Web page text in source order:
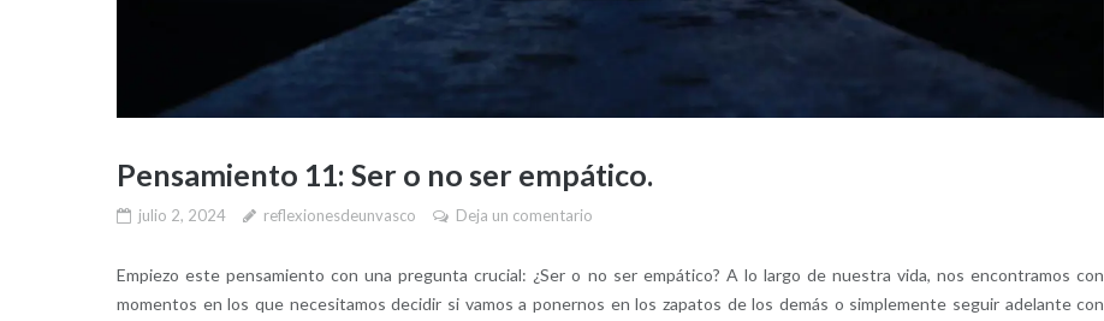
Pensamiento 11: Ser o no ser empático.
julio 2, 2024 reflexionesdeunvasco Deja un comentario
Empiezo este pensamiento con una pregunta crucial: ¿Ser o no ser empático? A lo largo de nuestra vida, nos encontramos con
momentos en los que necesitamos decidir si vamos a ponernos en los zapatos de los demás o simplemente seguir adelante con